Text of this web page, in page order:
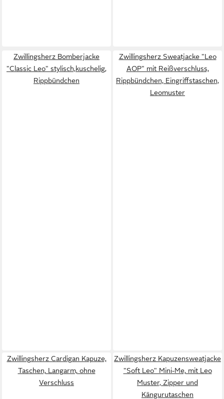
Zwillingsherz Bomberjacke
"Classic Leo" stylisch,kuschelig,
Rippbündchen
Zwillingsherz Sweatjacke "Leo
AOP" mit Reißverschluss,
Rippbündchen, Eingriffstaschen,
Leomuster
Zwillingsherz Cardigan Kapuze,
Taschen, Langarm, ohne
Verschluss
Zwillingsherz Kapuzensweatjacke
"Soft Leo" Mini-Me, mit Leo
Muster, Zipper und
Kängurutaschen